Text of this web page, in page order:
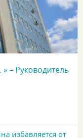
– Руководитель
избавляется от